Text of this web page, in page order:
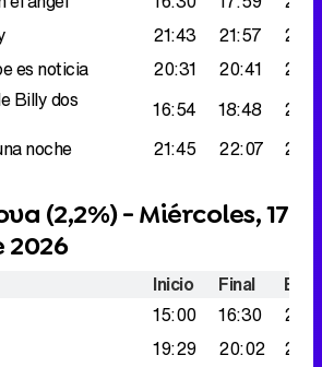
21:43 21:57
es noticia
20:31 20:41
Billy dos 16:54 18:48
noche
21:45 22:07
(2,2%) - Miércoles, 17
2026
Inicio Final
15:00 16:30
19:29 20:02